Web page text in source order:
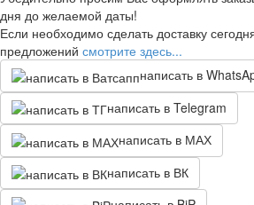
дня до желаемой даты!
Если необходимо сделать доставку
предложений смотрите здесь...
написать в
написать в Telegram
написать в МАХ
написать в ВК